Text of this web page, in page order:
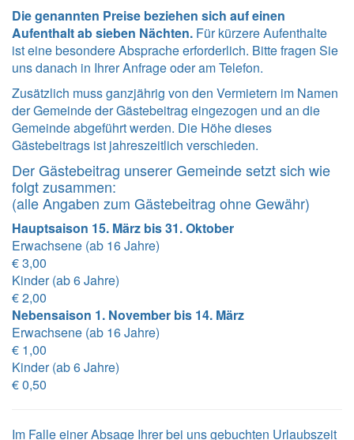
Die genannten Preise beziehen sich auf einen
Aufenthalt ab sieben Nächten. Für kürzere Aufenthalte
ist eine besondere Absprache erforderlich. Bitte fragen Sie
uns danach in Ihrer Anfrage oder am Telefon.
Zusätzlich muss ganzjährig von den Vermietern im Namen
der Gemeinde der Gästebeitrag eingezogen und an die
Gemeinde abgeführt werden. Die Höhe dieses
Gästebeitrags ist jahreszeitlich verschieden.
Der Gästebeitrag unserer Gemeinde setzt sich wie
folgt zusammen:
(alle Angaben zum Gästebeitrag ohne Gewähr)
Hauptsaison 15. März bis 31. Oktober
Erwachsene (ab 16 Jahre)
€ 3,00
Kinder (ab 6 Jahre)
€ 2,00
Nebensaison 1. November bis 14. März
Erwachsene (ab 16 Jahre)
€ 1,00
Kinder (ab 6 Jahre)
€ 0,50
Im Falle einer Absage Ihrer bei uns gebuchten Urlaubszeit